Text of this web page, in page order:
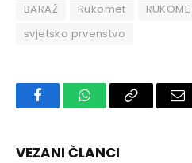
BARAŽ Rukomet
svjetsko prvenstvo
FacebookWhatsAppCopy
VEZANI ČLANCI